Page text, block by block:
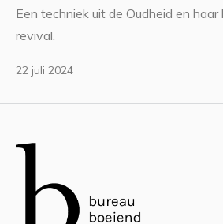
Een techniek uit de Oudheid en
revival.
22 juli 2024